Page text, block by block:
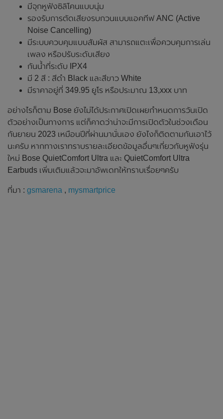
มีจุกหูฟังซิลิโคนแบบนุ่ม
รองรับการตัดเสียงรบกวนแบบแอคทีฟ ANC (Active
Noise Cancelling)
มีระบบควบคุมแบบสัมผัส สามารถแตะเพื่อควบคุมการเล่น
เพลง หรือปรับระดับเสียง
กันน้ำที่ระดับ IPX4
มี 2 สี : สีดำ Black และสีขาว White
มีราคาอยู่ที่ 349.95 ยูโร หรือประมาณ 13,xxx บาท
อย่างไรก็ตาม Bose ยังไม่ได้ประกาศเปิดเผยกำหนดการวันเปิด
ตัวอย่างเป็นทางการ แต่ก็คาดว่าน่าจะมีการเปิดตัวในช่วงเดือน
กันยายน 2023 เหมือนปีที่ผ่านมานั่นเอง ยังไงก็ติดตามกันเอาไว้
นะครับ หากทางเราทราบรายละเอียดข้อมูลอื่นๆเกี่ยวกับหูฟังรุ่น
ใหม่ Bose QuietComfort Ultra และ QuietComfort Ultra
Earbuds เพิ่มเติมแล้วจะมาอัพเดทให้ทราบเรื่อยๆครับ
ที่มา : gsmarena , mysmartprice